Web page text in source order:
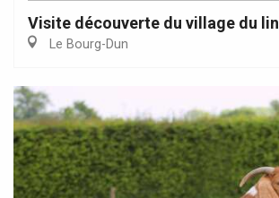
Visite découverte du village du lin
Le Bourg-Dun